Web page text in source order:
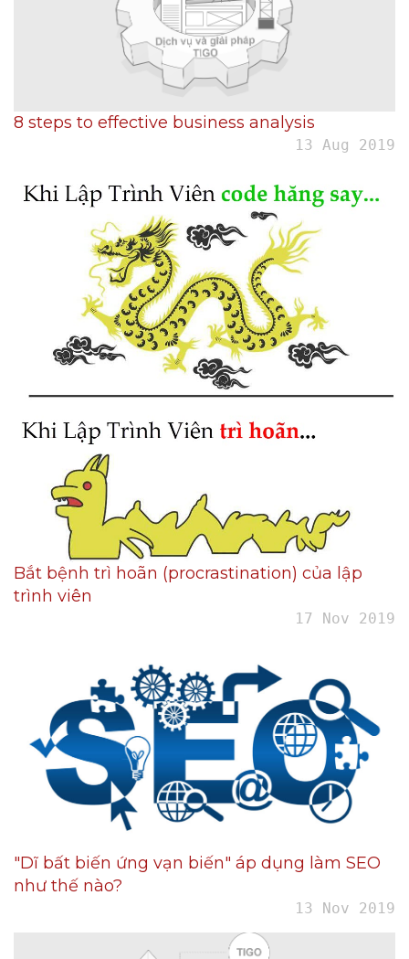
8 steps to effective business analysis
13 Aug 2019
Bắt bệnh trì hoãn (procrastination) của lập
trình viên
17 Nov 2019
"Dĩ bất biến ứng vạn biến" áp dụng làm SEO
như thế nào?
13 Nov 2019